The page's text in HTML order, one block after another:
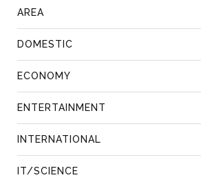
AREA
DOMESTIC
ECONOMY
ENTERTAINMENT
INTERNATIONAL
IT/SCIENCE